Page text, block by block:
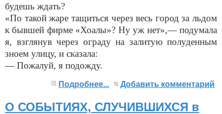
будешь ждать?
«По такой жаре тащиться через весь город за льдом
к бывшей фирме «Хоалы»? Ну уж нет»,— подумала
я, взглянув через ограду на залитую полуденным
зноем улицу, и сказала:
— Пожалуй, я подожду.
Подробнее... Добавить комментарий
О СОБЫТИЯХ, СЛУЧИВШИХСЯ в